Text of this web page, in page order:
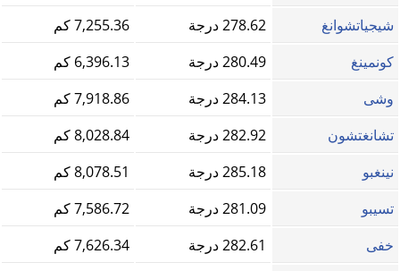
شيجياتشوانغ
278.62 درجة
7,255.36 كم
كونمينغ
280.49 درجة
6,396.13 كم
وشى
284.13 درجة
7,918.86 كم
تشانغتشون
282.92 درجة
8,028.84 كم
نينغبو
285.18 درجة
8,078.51 كم
تسيبو
281.09 درجة
7,586.72 كم
خفى
282.61 درجة
7,626.34 كم